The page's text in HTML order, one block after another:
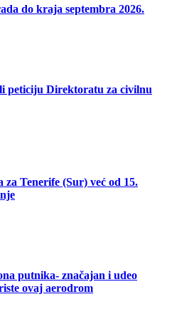
do kraja septembra 2026.
peticiju Direktoratu za civilnu
Tenerife (Sur) već od 15.
putnika- značajan i udeo
ovaj aerodrom